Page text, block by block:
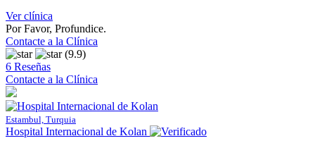
Ver clínica
Por Favor, Profundice.
Contacte a la Clínica
(9.9)
6 Reseñas
Contacte a la Clínica
Estambul, Turquia
Hospital Internacional de Kolan